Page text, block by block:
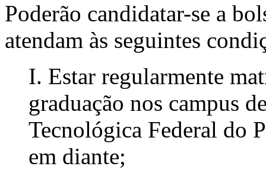
Poderão candidatar-se a
atendam às seguintes
I. Estar regularmente
graduação nos campus
Tecnológica Federal do
em diante;